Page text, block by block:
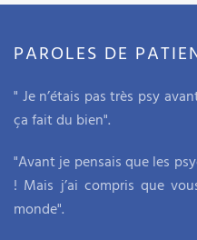
PAROLES DE
" Je n’étais pas très psy
ça fait du bien".
"Avant je pensais que les
! Mais j’ai compris que
monde".